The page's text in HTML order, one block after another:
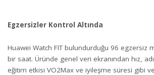
Egzersizler Kontrol Altında
Huawei Watch FIT bulundurduğu 96 egzersiz
bir saat. Üründe genel veri ekranından hız,
eğitim etkisi VO2Max ve iyileşme süresi gibi